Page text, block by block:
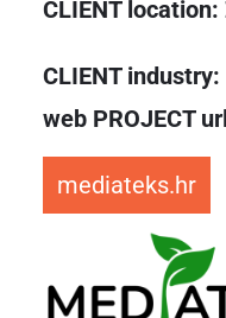
CLIENT location:
CLIENT
web PROJECT
mediateks.hr